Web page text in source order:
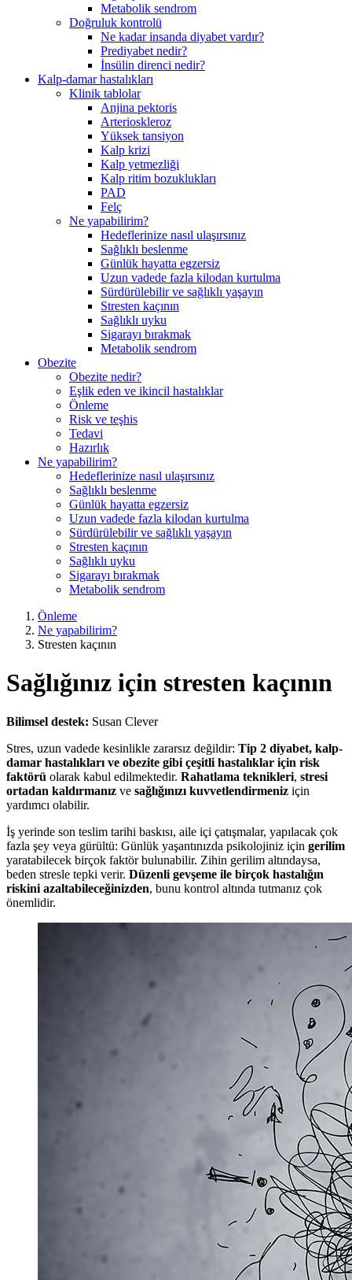
Metabolik sendrom
Doğruluk kontrolü
Ne kadar insanda diyabet vardır?
Prediyabet nedir?
İnsülin direnci nedir?
Kalp-damar hastalıkları
Klinik tablolar
Anjina pektoris
Arterioskleroz
Yüksek tansiyon
Kalp krizi
Kalp yetmezliği
Kalp ritim bozuklukları
PAD
Felç
Ne yapabilirim?
Hedeflerinize nasıl ulaşırsınız
Sağlıklı beslenme
Günlük hayatta egzersiz
Uzun vadede fazla kilodan kurtulma
Sürdürülebilir ve sağlıklı yaşayın
Stresten kaçının
Sağlıklı uyku
Sigarayı bırakmak
Metabolik sendrom
Obezite
Obezite nedir?
Eşlik eden ve ikincil hastalıklar
Önleme
Risk ve teşhis
Tedavi
Hazırlık
Ne yapabilirim?
Hedeflerinize nasıl ulaşırsınız
Sağlıklı beslenme
Günlük hayatta egzersiz
Uzun vadede fazla kilodan kurtulma
Sürdürülebilir ve sağlıklı yaşayın
Stresten kaçının
Sağlıklı uyku
Sigarayı bırakmak
Metabolik sendrom
Önleme
Ne yapabilirim?
Stresten kaçının
Sağlığınız için stresten kaçının
Bilimsel destek: Susan Clever
Stres, uzun vadede kesinlikle zararsız değildir: Tip 2 diyabet, kalp-
damar hastalıkları ve obezite gibi çeşitli hastalıklar için risk
faktörü olarak kabul edilmektedir. Rahatlama teknikleri, stresi
ortadan kaldırmanız ve sağlığınızı kuvvetlendirmeniz için
yardımcı olabilir.
İş yerinde son teslim tarihi baskısı, aile içi çatışmalar, yapılacak çok
fazla şey veya gürültü: Günlük yaşantınızda psikolojiniz için gerilim
yaratabilecek birçok faktör bulunabilir. Zihin gerilim altındaysa,
beden stresle tepki verir. Düzenli gevşeme ile birçok hastalığın
riskini azaltabileceğinizden, bunu kontrol altında tutmanız çok
önemlidir.